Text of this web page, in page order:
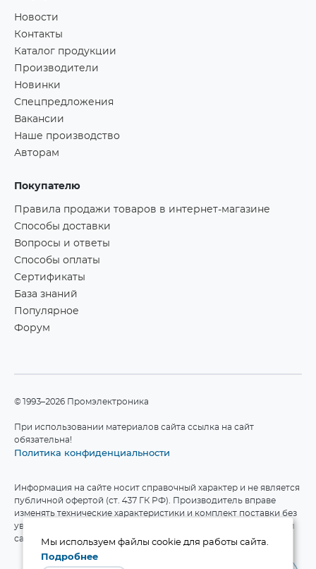
Новости
Контакты
Каталог продукции
Производители
Новинки
Спецпредложения
Вакансии
Наше производство
Авторам
Покупателю
Правила продажи товаров в интернет-магазине
Способы доставки
Вопросы и ответы
Способы оплаты
Сертификаты
База знаний
Популярное
Форум
©1993–2026 Промэлектроника
При использовании материалов сайта ссылка на сайт
обязательна!
Политика конфиденциальности
Информация на сайте носит справочный характер и не является
публичной офертой (ст. 437 ГК РФ). Производитель вправе
изменять технические характеристики и комплект поставки без
уведомления. Актуальные данные приведены на официальном
сайте производителя.
Мы используем файлы cookie для работы сайта.
Подробнее